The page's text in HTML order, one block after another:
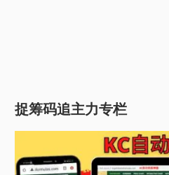
捉筹码追主力专栏